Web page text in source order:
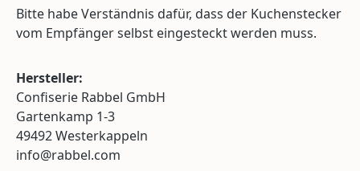
Bitte habe Verständnis dafür, dass der Kuchenstecker
vom Empfänger selbst eingesteckt werden muss.
Hersteller:
Confiserie Rabbel GmbH
Gartenkamp 1-3
49492 Westerkappeln
info@rabbel.com